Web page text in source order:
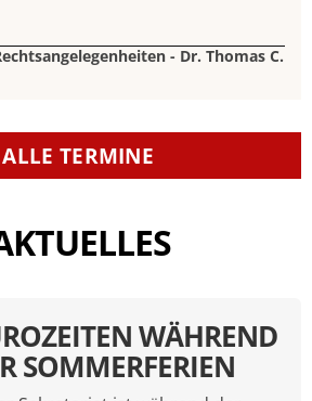
- Dr. Thomas C.
TERMINE
WÄHREND
SOMMERFERIEN